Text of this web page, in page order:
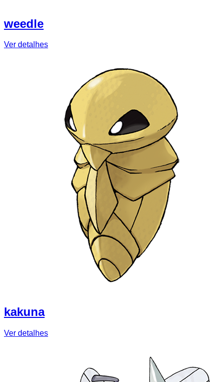
weedle
Ver detalhes
kakuna
Ver detalhes